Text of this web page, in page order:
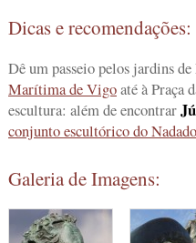
Dicas e
Dê um passeio pelos jardins
Marítima de Vigoaté à Praça
escultura: além de encontrar
conjunto escultórico do
Galeria de Imagens: